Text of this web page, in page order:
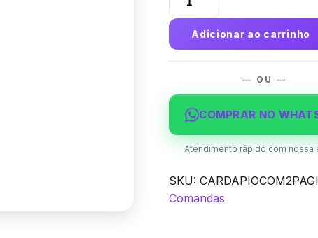
com
2
Páginas
(1
em
PVC
0,5mm
Fosco
e
Verso
Adicionar ao carrinho
— OU —
COMPRAR NO
Atendimento rápido com nossa
SKU:
Comandas